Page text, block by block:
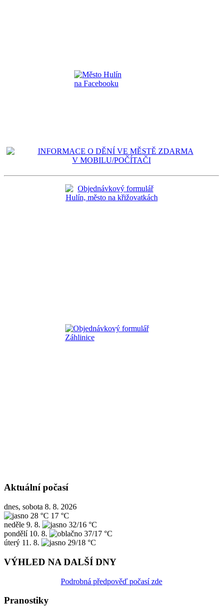
Aktuální počasí
dnes, sobota 8. 8. 2026
28 °C 17 °C
neděle 9. 8.
32/16 °C
pondělí 10. 8.
37/17 °C
úterý 11. 8. 29/18 °C
VÝHLED NA DALŠÍ DNY
Podrobná předpověď počasí zde
Pranostiky